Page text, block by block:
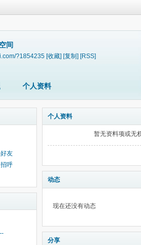
间
?1854235 [收藏] [复制] [RSS]
个人资料
友
呼
--
个人资料
暂无资料项或无
动态
现在还没有动态
分享